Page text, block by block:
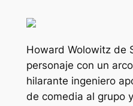
Howard Wolowitz de
personaje con un
hilarante ingeniero
de comedia al grupo